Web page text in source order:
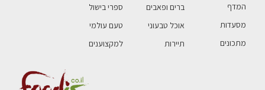
המדף
מסעדות
מתכונים
ברים ופאבים
אוכל טבעוני
תיירות
ספרי בישול
טעם עולמי
למקצוענים